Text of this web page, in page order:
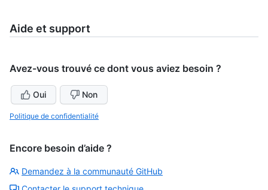
Aide et support
Avez-vous trouvé ce dont vous aviez besoin ?
Oui Non
Politique de confidentialité
Encore besoin d’aide ?
Demandez à la communauté GitHub